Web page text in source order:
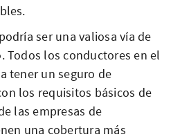
ser una valiosa vía de
Todos los conductores en el
tener un seguro de
los requisitos básicos de
las empresas de
una cobertura más